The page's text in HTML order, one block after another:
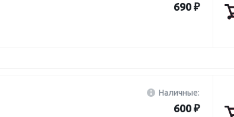
690 ₽
Наличные:
600 ₽